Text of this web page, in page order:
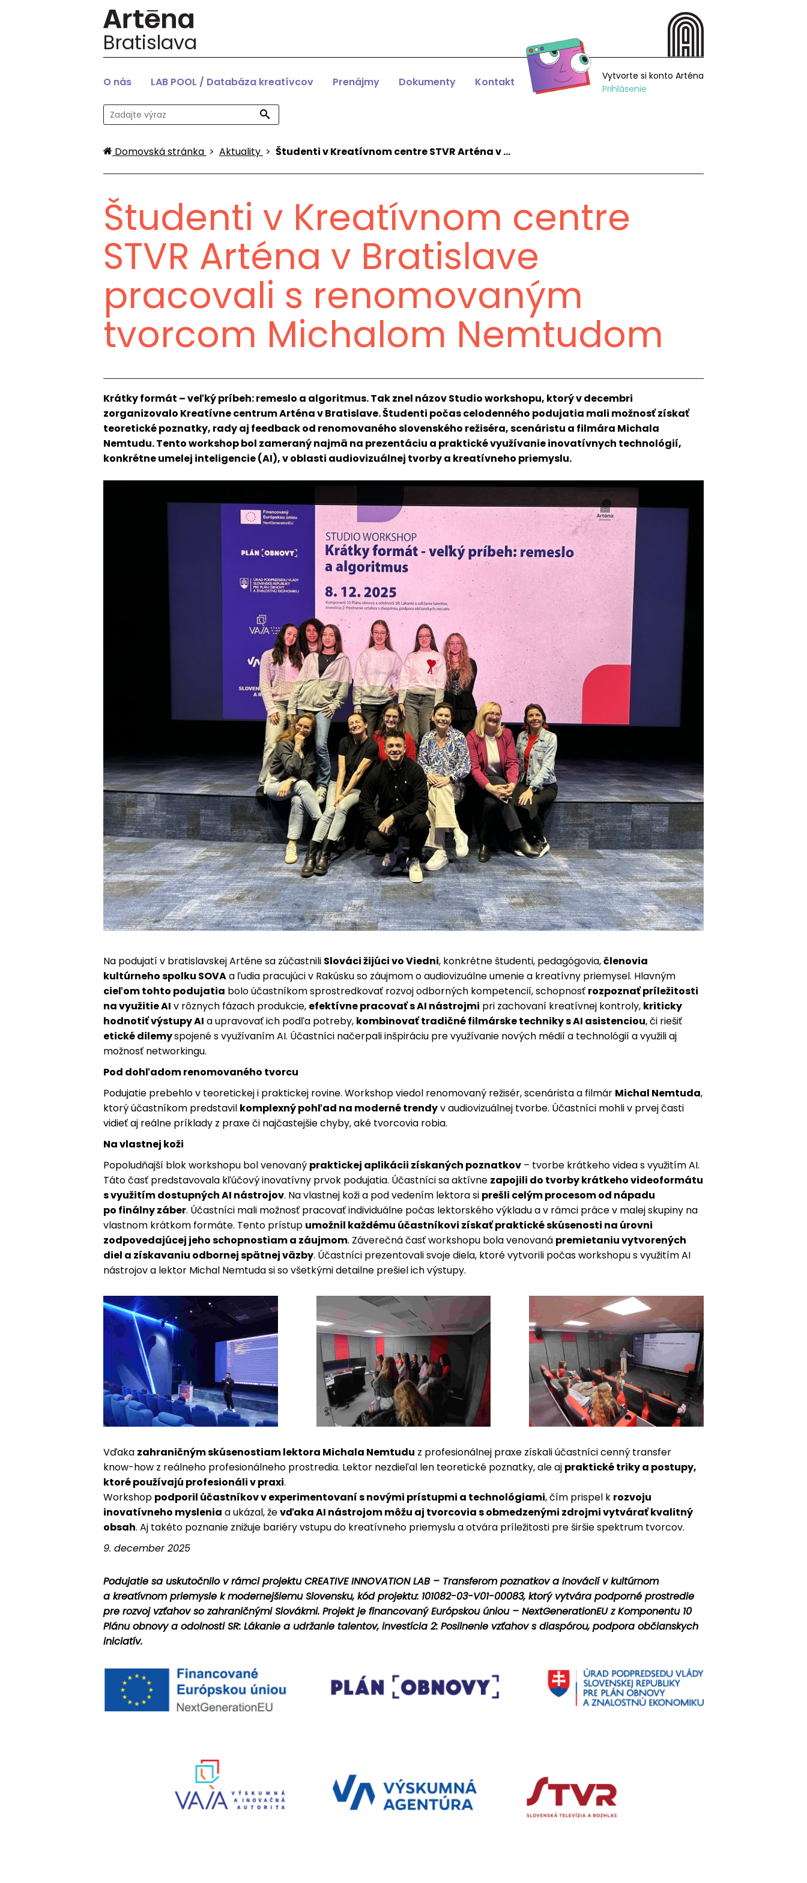
Bratislava
O nás LAB POOL / Databáza kreatívcov Prenájmy Dokumenty Kontakt
Vytvorte si konto Arténa
Prihlásenie
Domovská stránka > Aktuality > Študenti v Kreatívnom centre STVR Arténa v …
Študenti v Kreatívnom centre
STVR Arténa v Bratislave
pracovali s renomovaným
tvorcom Michalom Nemtudom
Krátky formát – veľký príbeh: remeslo a algoritmus. Tak znel názov Studio workshopu, ktorý v decembri
zorganizovalo Kreatívne centrum Arténa v Bratislave. Študenti počas celodenného podujatia mali možnosť získať
teoretické poznatky, rady aj feedback od renomovaného slovenského režiséra, scenáristu a filmára Michala
Nemtudu. Tento workshop bol zameraný najmä na prezentáciu a praktické využívanie inovatívnych technológií,
konkrétne umelej inteligencie (AI), v oblasti audiovizuálnej tvorby a kreatívneho priemyslu.
Na podujatí v bratislavskej Arténe sa zúčastnili Slováci žijúci vo Viedni, konkrétne študenti, pedagógovia,členovia
kultúrneho spolku SOVAa ľudia pracujúci v Rakúsku so záujmom o audiovizuálne umenie a kreatívny priemysel. Hlavným
cieľom tohto podujatia bolo účastníkom sprostredkovať rozvoj odborných kompetencií, schopnosť rozpoznať príležitosti
na využitie AI v rôznych fázach produkcie, efektívne pracovať s AI nástrojmi pri zachovaní kreatívnej kontroly, kriticky
hodnotiť výstupy AI a upravovať ich podľa potreby, kombinovať tradičné filmárske techniky s AI asistenciou, či riešiť
etické dilemyspojené s využívaním AI. Účastníci načerpali inšpiráciu pre využívanie nových médií a technológií a využili aj
možnosť networkingu.
Pod dohľadom renomovaného tvorcu
Podujatie prebehlo v teoretickej i praktickej rovine. Workshop viedol renomovaný režisér, scenárista a filmár Michal Nemtuda,
ktorý účastníkom predstavil komplexný pohľad na moderné trendyv audiovizuálnej tvorbe. Účastníci mohli v prvej časti
vidieť aj reálne príklady z praxe či najčastejšie chyby, aké tvorcovia robia.
Na vlastnej koži
Popoludňajší blok workshopu bol venovaný praktickej aplikácii získaných poznatkov – tvorbe krátkeho videa s využitím AI.
Táto časť predstavovala kľúčový inovatívny prvok podujatia. Účastníci sa aktívne zapojili do tvorby krátkeho videoformátu
s využitím dostupných AI nástrojov. Na vlastnej koži a pod vedením lektora si prešli celým procesom od nápadu
po finálny záber. Účastníci mali možnosť pracovať individuálne počas lektorského výkladu a v rámci práce v malej skupiny na
vlastnom krátkom formáte. Tento prístup umožnil každému účastníkovi získať praktické skúsenosti na úrovni
zodpovedajúcej jeho schopnostiam a záujmom. Záverečná časť workshopu bola venovaná premietaniu vytvorených
diel a získavaniu odbornej spätnej väzby. Účastníci prezentovali svoje diela, ktoré vytvorili počas workshopu s využitím AI
nástrojov a lektor Michal Nemtuda si so všetkými detailne prešiel ich výstupy.
Vďaka zahraničným skúsenostiam lektora Michala Nemtudu z profesionálnej praxe získali účastníci cenný transfer
know-how z reálneho profesionálneho prostredia. Lektor nezdieľal len teoretické poznatky, ale aj praktické triky a postupy,
ktoré používajú profesionáli v praxi.
Workshop podporil účastníkov v experimentovaní s novými prístupmi a technológiami, čím prispel k rozvoju
inovatívneho myslenia a ukázal, ževďaka AI nástrojom môžu aj tvorcovia s obmedzenými zdrojmi vytvárať kvalitný
obsah. Aj takéto poznanie znižuje bariéry vstupu do kreatívneho priemyslu a otvára príležitosti pre širšie spektrum tvorcov.
9. december 2025
Podujatie sa uskutočnilo v rámci projektu CREATIVE INNOVATION LAB – Transferom poznatkov a inovácií v kultúrnom
a kreatívnom priemysle k modernejšiemu Slovensku, kód projektu: 101082-03-V01-00083, ktorý vytvára podporné prostredie
pre rozvoj vzťahov so zahraničnými Slovákmi. Projekt je financovaný Európskou úniou – NextGenerationEU z Komponentu 10
Plánu obnovy a odolnosti SR: Lákanie a udržanie talentov, investícia 2: Posilnenie vzťahov s diaspórou, podpora občianskych
iniciatív.